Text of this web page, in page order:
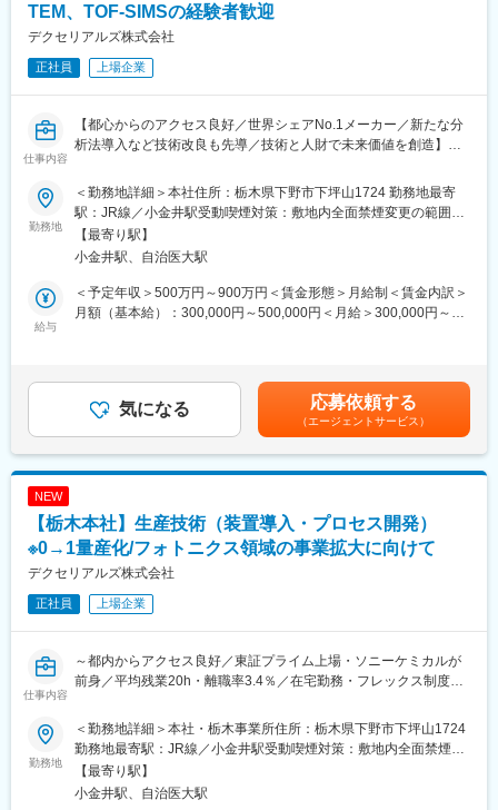
開発力の強化と事業部全体の生産性向上に直結するプロジェクト
の計画・実行が主なミッションです。
■業務詳細
３．社内外関連部署との連携・情報発信
前例のない新技術導入や自動化推進に主体的に挑戦でき、DX分野
の専門性や調整力を伸ばせる環境です。会社全体の業務改革に直
接貢献できるやりがいがあります。
・フレックス制度を積極導入しており、働きやすい環境です
・部署の平均残業時間 20時間程度 / 月
DX・MI分野のスペシャリストやマネジメントなど、多様なキャリ
TEM、TOF-SIMSの経験者歓迎
デクセリアルズ株式会社
正社員 上場企業
仕事内容
【都心からのアクセス良好／世界シェアNo.1メーカー／新たな分
析法導入など技術改良も先導／技術と人財で未来価値を創造】
■募集背景
2024年より始まった中期経営計画「進化の実現」のもと、コーポ
レートR&D本部は、デクセリアルズの持続的な成長に向けた
Technology/Businessポートフォリオの拡大をリードする部署で
す。そんな中、中長期戦略・全社技術ロードマップに基づいた分
析解析課のミッション「全社分析解析プラットフォームとして新
規ポートフォリオ領域における技術スキルの獲得・開発の実行、
■業務詳細
・光半導体に関する不具合解析や断面作成、電子顕微鏡観察、分
・新製品開発支援や技術ロードマップに基づく分析解析戦略の立
案・実行
コーポレートR&D本部に属し、実務主担当として分析解析課でチ
■業務の魅力
依頼者の課題解決に直接貢献し、感謝されるやりがいの大きい環
することでさらなる貢献と自身の成長を育める環境です。
■教育体制
入社後は分析実務を通じてOJTで専門性を高め、徐々に戦略立案
勤務地
＜勤務地詳細＞本社住所：栃木県下野市下坪山1724 勤務地最寄
駅：JR線／小金井駅受動喫煙対策：敷地内全面禁煙変更の範囲：
会社の定める事業所（リモートワーク含む）
【最寄り駅】
小金井駅、自治医大駅
給与
＜予定年収＞500万円～900万円＜賃金形態＞月給制＜賃金内訳＞
月額（基本給）：300,000円～500,000円＜月給＞300,000円～
る可能性があります。月給(月額)は固定手当を含めた表記です。
気になる 応募依頼する
（エージェントサービス）
NEW
【栃木本社】生産技術（装置導入・プロセス開発）
※0→1量産化/フォトニクス領域の事業拡大に向けて
デクセリアルズ株式会社
正社員 上場企業
仕事内容
～都内からアクセス良好／東証プライム上場・ソニーケミカルが
前身／平均残業20h・離職率3.4％／在宅勤務・フレックス制度と
■募集背景：
現在、フォトニクス領域の事業拡大を加速させています。 生産技
術部では、開発段階の技術を「製品」として安定供給するための
生産体制構築が重要なミッションとなっています。ご自身の設
勤務地
＜勤務地詳細＞本社・栃木事業所住所：栃木県下野市下坪山1724
勤務地最寄駅：JR線／小金井駅受動喫煙対策：敷地内全面禁煙変
更の範囲：会社の定める事業所（リモートワーク含む）
【最寄り駅】
小金井駅、自治医大駅